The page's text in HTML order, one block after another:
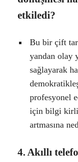
etkiledi?
Bu bir çift
yandan olay
sağlayarak
profesyonel
için bilgi
artmasına
4. Akıllı